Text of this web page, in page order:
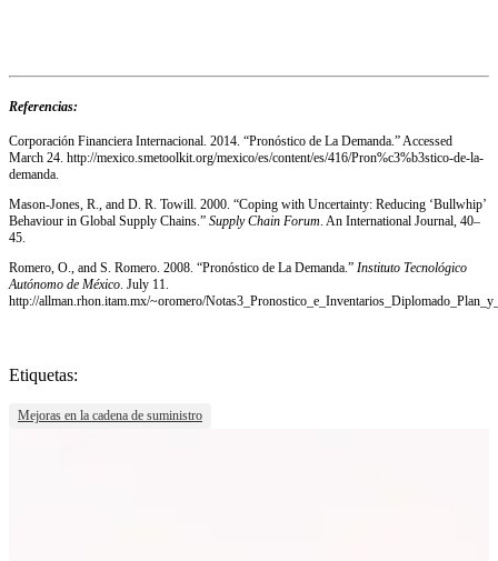
Referencias:
Corporación Financiera Internacional. 2014. “Pronóstico de La Demanda.” Accessed
March 24. http://mexico.smetoolkit.org/mexico/es/content/es/416/Pron%c3%b3stico-de-la-
demanda.
Mason-Jones, R., and D. R. Towill. 2000. “Coping with Uncertainty: Reducing ‘Bullwhip’
Behaviour in Global Supply Chains.” Supply Chain Forum. An International Journal, 40–
45.
Romero, O., and S. Romero. 2008. “Pronóstico de La Demanda.” Instituto Tecnológico
Autónomo de México. July 11.
http://allman.rhon.itam.mx/~oromero/
Etiquetas:
Mejoras en la cadena de suministro